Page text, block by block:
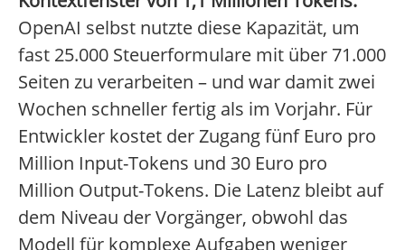
OpenAI selbst nutzte diese Kapazität, um
fast 25.000 Steuerformulare mit über 71.000
Seiten zu verarbeiten – und war damit zwei
Wochen schneller fertig als im Vorjahr. Für
Entwickler kostet der Zugang fünf Euro pro
Million Input-Tokens und 30 Euro pro
Million Output-Tokens. Die Latenz bleibt auf
dem Niveau der Vorgänger, obwohl das
Modell für komplexe Aufgaben weniger